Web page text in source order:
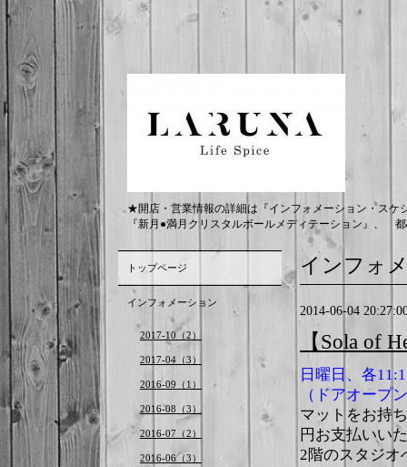
★開店・営業情報の詳細は『インフォメーション・ス
『新月●満月クリスタルボールメディテーション』、
インフォ
2014-06-04
【Sola of
日曜日、各
（ドアオープ
マットをお持
円お支払いい
2階のスタジオ
トップページ
インフォメーション
2017-10（2）
2017-04（3）
2016-09（1）
2016-08（3）
2016-07（2）
2016-06（3）